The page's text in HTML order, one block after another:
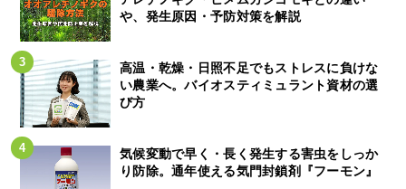
や、発生原因・予防対策を解説
高温・乾燥・日照不足でもストレスに負けな
い農業へ。バイオスティミュラント資材の選
び方
気候変動で早く・長く発生する害虫をしっか
り防除。通年使える気門封鎖剤『フーモン』